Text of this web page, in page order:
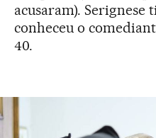
acusaram). Serignese
conheceu o
40.